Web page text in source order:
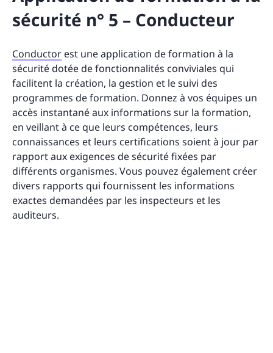
sécurité n° 5 – Conducteur
Conductor est une application de formation à la
sécurité dotée de fonctionnalités conviviales qui
facilitent la création, la gestion et le suivi des
programmes de formation. Donnez à vos équipes un
accès instantané aux informations sur la formation,
en veillant à ce que leurs compétences, leurs
connaissances et leurs certifications soient à jour par
rapport aux exigences de sécurité fixées par
différents organismes. Vous pouvez également créer
divers rapports qui fournissent les informations
exactes demandées par les inspecteurs et les
auditeurs.